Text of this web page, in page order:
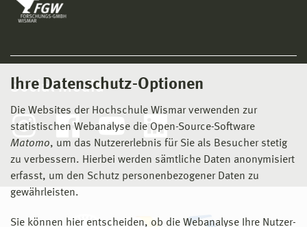
Ihre Datenschutz-Optionen
Die Websites der Hochschule Wismar verwenden zur
statistischen Webanalyse die Open-Source-Software
Matomo, um das Nutzererlebnis für Sie als Besucher stetig
zu verbessern. Hierbei werden sämtliche Daten anonymisiert
erfasst, um den Schutz personenbezogener Daten zu
gewährleisten.
Sie können hier entscheiden, ob die Webanalyse Ihre Nutzer-
Social Media